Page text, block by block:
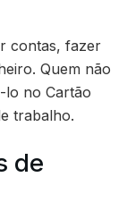
contas, fazer
Quem não
lo no Cartão
trabalho.
de